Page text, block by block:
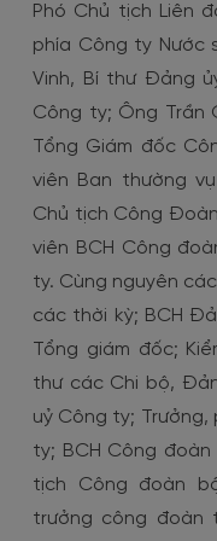
Phó Chủ tịch Liên
phía Công ty Nước
Vinh, Bí thư Đảng
Công ty; Ông Trần
Tổng Giám đốc
viên Ban thường
Chủ tịch Công
viên BCH Công
ty. Cùng nguyên
các thời kỳ; BCH
Tổng giám đốc;
thư các Chi bộ,
uỷ Công ty;
ty; BCH Công
tịch Công đoàn
trưởng công đoàn